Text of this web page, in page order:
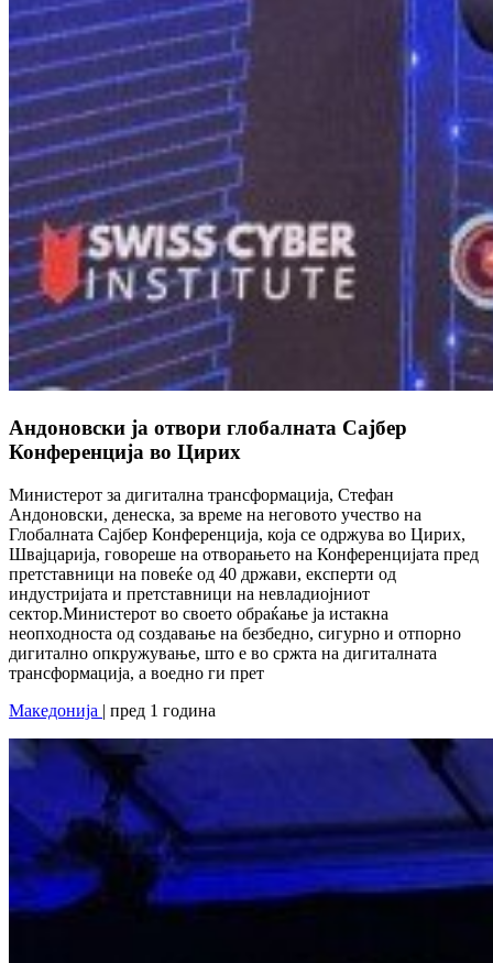
Андоновски ја отвори глобалната Сајбер
Конференција во Цирих
Министерот за дигитална трансформација, Стефан
Андоновски, денеска, за време на неговото учество на
Глобалната Сајбер Конференција, која се одржува во Цирих,
Швајцарија, говореше на отворањето на Конференцијата пред
претставници на повеќе од 40 држави, експерти од
индустријата и претставници на невладиојниот
сектор.Министерот во своето обраќање ја истакна
неопходноста од создавање на безбедно, сигурно и отпорно
дигитално опкружување, што е во сржта на дигиталната
трансформација, а воедно ги прет
Македонија | пред 1 година